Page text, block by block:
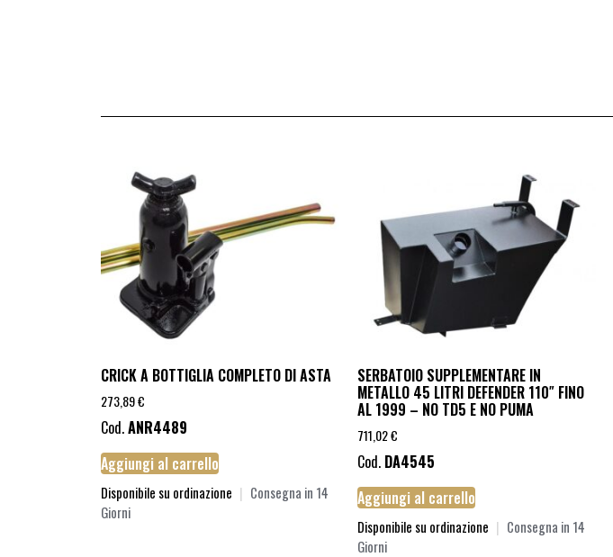
CRICK A BOTTIGLIA COMPLETO DI ASTA
273,89€
Cod.ANR4489
Aggiungi al carrello
Disponibile su ordinazione | Consegna in 14
Giorni
SERBATOIO SUPPLEMENTARE IN
METALLO 45 LITRI DEFENDER 110″ FINO
AL 1999 – NO TD5 E NO PUMA
711,02€
Cod. DA4545
Aggiungi al carrello
Disponibile su ordinazione | Consegna in 14
Giorni